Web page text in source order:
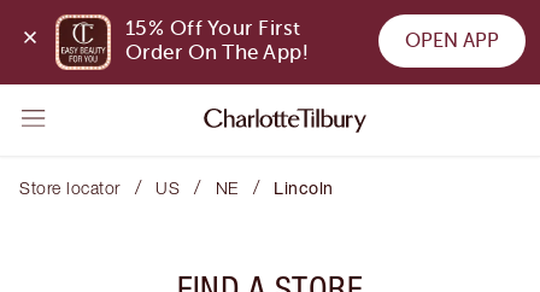
15% Off Your First
Order On The App!
OPEN APP
Store locator / US / NE / Lincoln